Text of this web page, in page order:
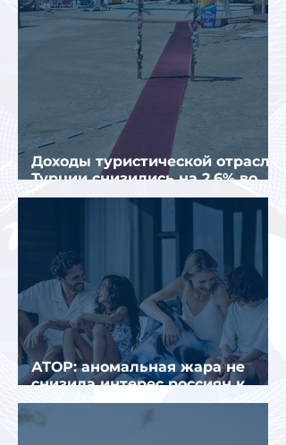
Доходы туристической отрасли
Турции снизились на 2,6% во
втором квартале 2026 года
АТОР: аномальная жара не
снизила интерес россиян к
летнему отдыху в Европе